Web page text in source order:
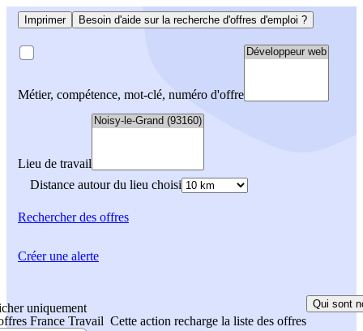
Imprimer Besoin d'aide sur la recherche d'offres d'emploi ?
Métier, compétence, mot-clé, numéro d'offre
Lieu de travail
Distance autour du lieu choisi
Rechercherdes offres
uniquement
France Travail Cette action recharge la liste des offres
Qui sont
Créer une alerte